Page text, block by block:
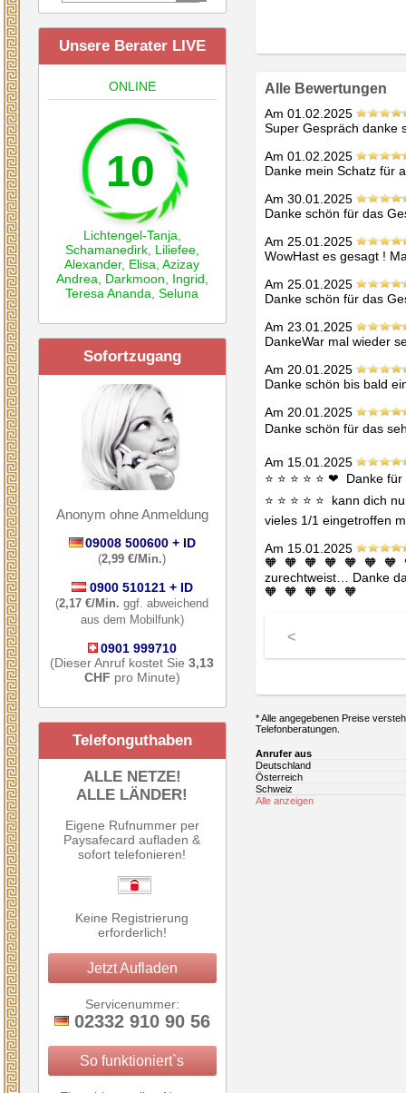
Unsere Berater LIVE
ONLINE
10
Lichtengel-Tanja
Schamanedirk Liliefee
Alexander, Elisa ,Azizay
Andrea
Darkmoon Ingrid
Teresa Ananda ,Seluna
Sofortzugang
Anonym ohne Anmeldung
09008 500600 + ID
(2,99 €/Min.)
0900 510121 + ID
(2,17 €/Min. ggf. abweichend
aus dem Mobilfunk)
0901 999710
(Dieser Anruf kostet Sie3,13
CHF pro Minute)
Telefonguthaben
ALLE NETZE!
ALLE LÄNDER!
Eigene Rufnummer per
Paysafecard aufladen &
sofort telefonieren!
Keine Registrierung
erforderlich!
Jetzt Aufladen
Servicenummer:
02332 910 90 56
So funktioniert`s
Alle Bewertungen
Am 01.02.2025
Super Gespräch danke
Am 01.02.2025
Danke mein Schatz für
Am 30.01.2025
Danke schön für das
Am 25.01.2025
WowHast es gesagt !
Am 25.01.2025
Danke schön für das
Am 23.01.2025
DankeWar mal wieder
Am 20.01.2025
Danke schön bis bald
Am 20.01.2025
Danke schön für das
Am 15.01.2025
⭐ ️⭐ ️⭐ ️⭐ ️⭐ ️❤ ️ Danke
️⭐ ️⭐ ️⭐ ️⭐ ️⭐ ️ kann
vieles 1/1 eingetroffen
Am 15.01.2025
🧡  🧡  🧡  🧡  🧡  🧡  🧡
zurechtweist… Danke
🧡  🧡  🧡  🧡  🧡
<
* Alle angegebenen Preise
Telefonberatungen.
Anrufer aus
Deutschland
Österreich
Schweiz
Alle anzeigen